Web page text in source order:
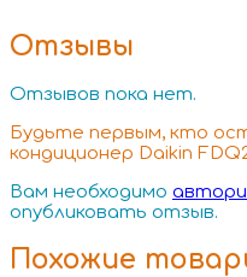
Отзывы
Отзывов пока нет.
Будьте первым, кто
кондиционер Daikin
Вам необходимо
опубликовать отзыв.
Похожие